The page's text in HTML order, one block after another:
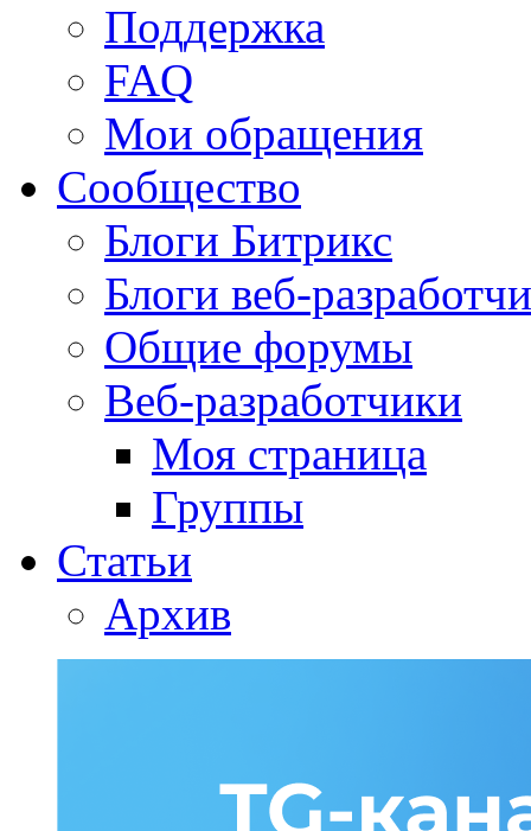
Поддержка
FAQ
Мои обращения
Сообщество
Блоги Битрикс
Блоги веб-
Общие форумы
Веб-разработчики
Моя страница
Группы
Статьи
Архив